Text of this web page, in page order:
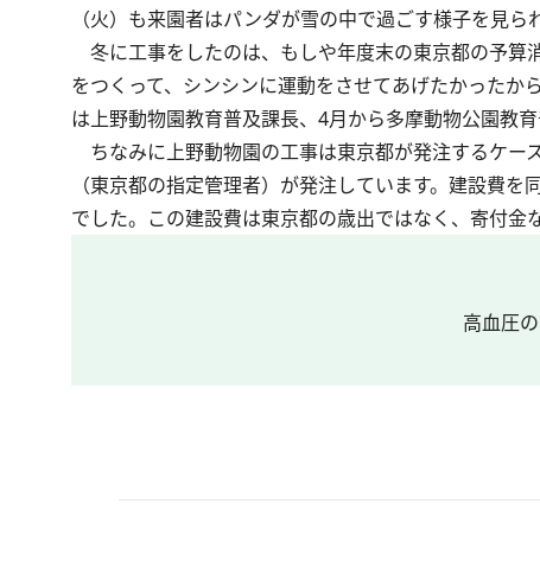
（火）も来園者はパンダが雪の中で過ごす様子を見ら
冬に工事をしたのは、もしや年度末の東京都の予算
をつくって、シンシンに運動をさせてあげたかった
は上野動物園教育普及課長、4月から多摩動物公園教育
ちなみに上野動物園の工事は東京都が発注するケー
（東京都の指定管理者）が発注しています。建設費
でした。この建設費は東京都の歳出ではなく、寄付金
高血圧